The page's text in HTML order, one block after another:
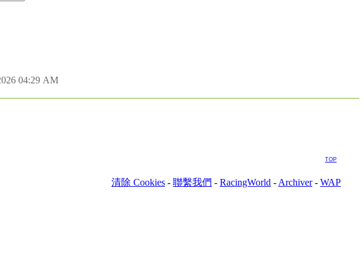
04:29 AM
TOP
清除 Cookies - 聯繫我們 - RacingWorld - Archiver- WAP